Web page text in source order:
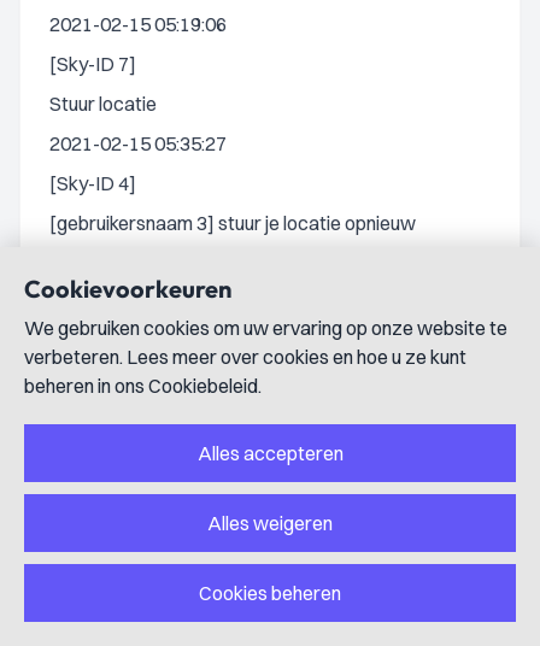
2021-02-15 05:19:06
[Sky-ID 7]
Stuur locatie
2021-02-15 05:35:27
[Sky-ID 4]
[gebruikersnaam 3] stuur je locatie opnieuw
[Sky-ID 3]
Oké
2021-02-15 05:37:17
[Sky-ID 3]
2021-02-15 05:37:53
2021-02-15 05:49:33
Cookievoorkeuren
We gebruiken cookies om uw ervaring op onze website te
verbeteren. Lees meer over cookies en hoe u ze kunt
beheren in ons Cookiebeleid.
Alles accepteren
Alles weigeren
Cookies beheren